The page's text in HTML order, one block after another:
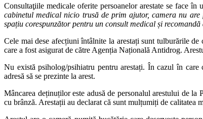
Consultaţiile medicale oferite persoanelor arestate se face
cabinetul medical nicio trusă de prim ajutor,camera nu are
spațiu corespunzător pentru un consult medical și
Cele mai dese afecțiuni întâlnite la arestați sunt tulburările
care a fost asigurat de către Agenția Națională Antidrog.
Nu există psiholog/psihiatru pentru arestați. În cazul în care
adresă să se prezinte la arest.
Mâncarea deținuților este adusă de personalul arestului de
cu brânză. Arestații au declarat că sunt mulțumiți de calitatea